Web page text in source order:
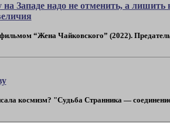
Западе надо не отменить, а
фильмом “Жена Чайковского” (2022).
космизм? "Судьба Странника —